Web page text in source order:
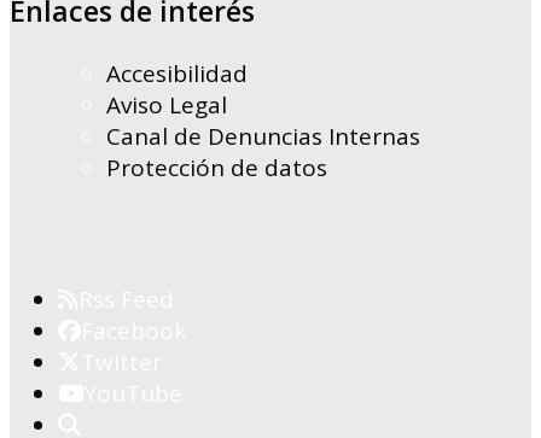
Enlaces de interés
Accesibilidad
Aviso Legal
Canal de Denuncias Internas
Protección de datos